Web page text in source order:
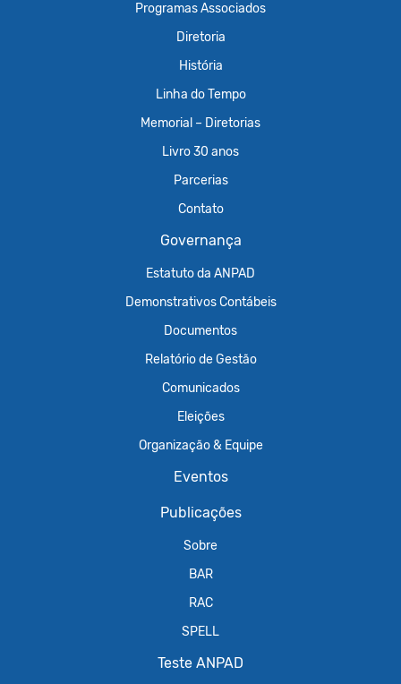
Programas Associados
Diretoria
História
Linha do Tempo
Memorial – Diretorias
Livro 30 anos
Parcerias
Contato
Governança
Estatuto da ANPAD
Demonstrativos Contábeis
Documentos
Relatório de Gestão
Comunicados
Eleições
Organização & Equipe
Eventos
Publicações
Sobre
BAR
RAC
SPELL
Teste ANPAD